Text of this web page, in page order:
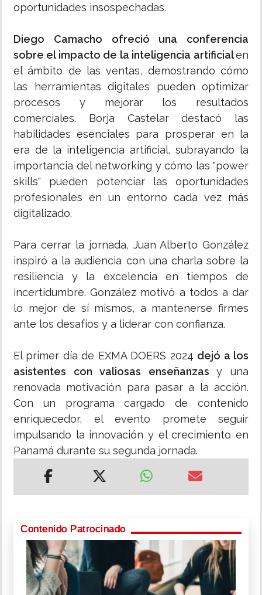
oportunidades insospechadas.
Diego Camacho ofreció una conferencia
sobre el impacto de la inteligencia artificialen
el ámbito de las ventas, demostrando cómo
las herramientas digitales pueden optimizar
procesos y mejorar los resultados
comerciales. Borja Castelar destacó las
habilidades esenciales para prosperar en la
era de la inteligencia artificial, subrayando la
importancia del networking y cómo las "power
skills" pueden potenciar las oportunidades
profesionales en un entorno cada vez más
digitalizado.
Para cerrar la jornada, Juan Alberto González
inspiró a la audiencia con una charla sobre la
resiliencia y la excelencia en tiempos de
incertidumbre. González motivó a todos a dar
lo mejor de sí mismos, a mantenerse firmes
ante los desafíos y a liderar con confianza.
El primer día de EXMA DOERS 2024 dejó a los
asistentes con valiosas enseñanzasy una
renovada motivación para pasar a la acción.
Con un programa cargado de contenido
enriquecedor, el evento promete seguir
impulsando la innovación y el crecimiento en
Panamá durante su segunda jornada.
Contenido Patrocinado